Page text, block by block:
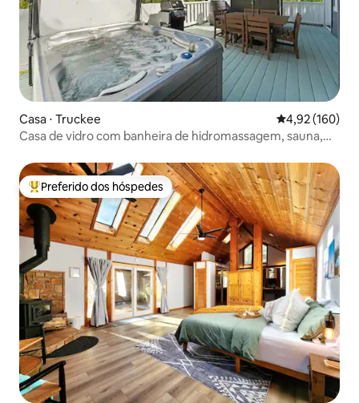
Casa ⋅ Truckee 4,92 de uma
4,92 (160)
Casa de vidro com banheira de hidromassagem, sauna,
Entre os melhores preferidos dos hóspedes
Preferido dos hóspedes